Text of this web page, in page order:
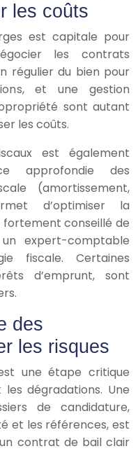
les coûts
est capitale pour
les contrats
régulier du bien pour
et une gestion
sont autant
les coûts.
est également
approfondie des
(amortissement,
d’optimiser la
conseillé de
expert-comptable
fiscale. Certaines
d’emprunt, sont
des
les risques
une étape critique
dégradations. Une
de candidature,
et les références, est
contrat de bail clair